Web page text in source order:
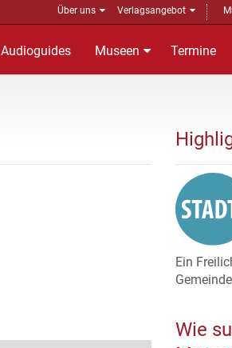
Über uns Verlagsangebot
Audioguides Museen Termine
Ein
Gemeinde
Wie